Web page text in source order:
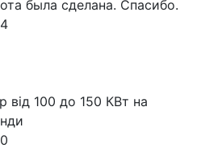
была сделана. Спасибо.
від 100 до 150 КВт на